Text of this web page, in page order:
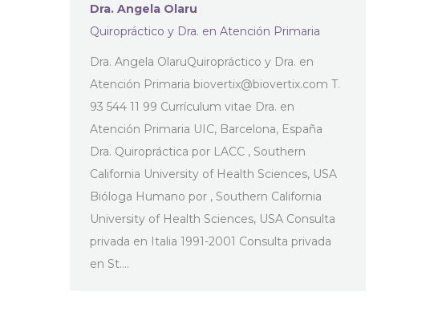
Dra. Angela Olaru
Quiropráctico y Dra. en Atención Primaria
Dra. Angela OlaruQuiropráctico y Dra. en
Atención Primaria biovertix@biovertix.com T.
93 544 11 99 Currículum vitae Dra. en
Atención Primaria UIC, Barcelona, España
Dra. Quiropráctica por LACC , Southern
California University of Health Sciences, USA
Bióloga Humano por , Southern California
University of Health Sciences, USA Consulta
privada en Italia 1991-2001 Consulta privada
en St.…